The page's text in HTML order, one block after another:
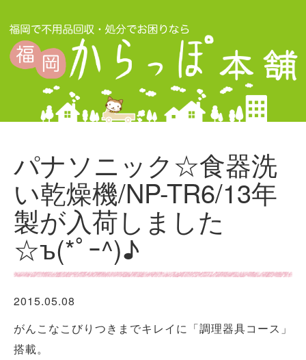
パナソニック☆食器洗
い乾燥機/NP-TR6/13年
製が入荷しました
☆ъ(*ﾟｰ^)♪
2015.05.08
がんこなこびりつきまでキレイに「調理器具コース」
搭載。